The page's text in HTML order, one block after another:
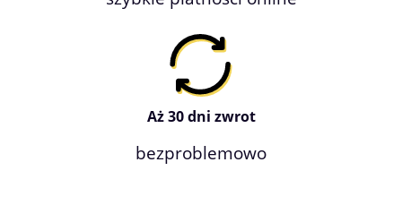
Aż 30 dni zwrot
bezproblemowo